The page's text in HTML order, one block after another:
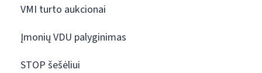
VMI turto aukcionai
Įmonių VDU palyginimas
STOP šešėliui